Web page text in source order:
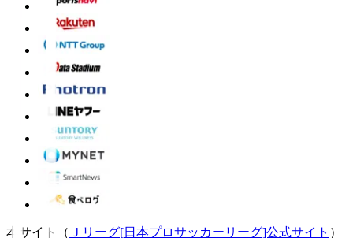
本サイト（ Ｊリーグ[日本プロサッカーリーグ]公式サイト ）